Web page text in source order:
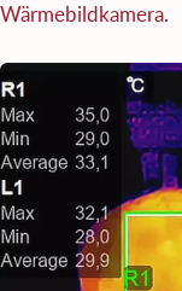
Wärmebildkamera.